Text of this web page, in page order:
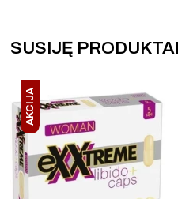
SUSIJĘ PRODUKTAI
AKCIJA